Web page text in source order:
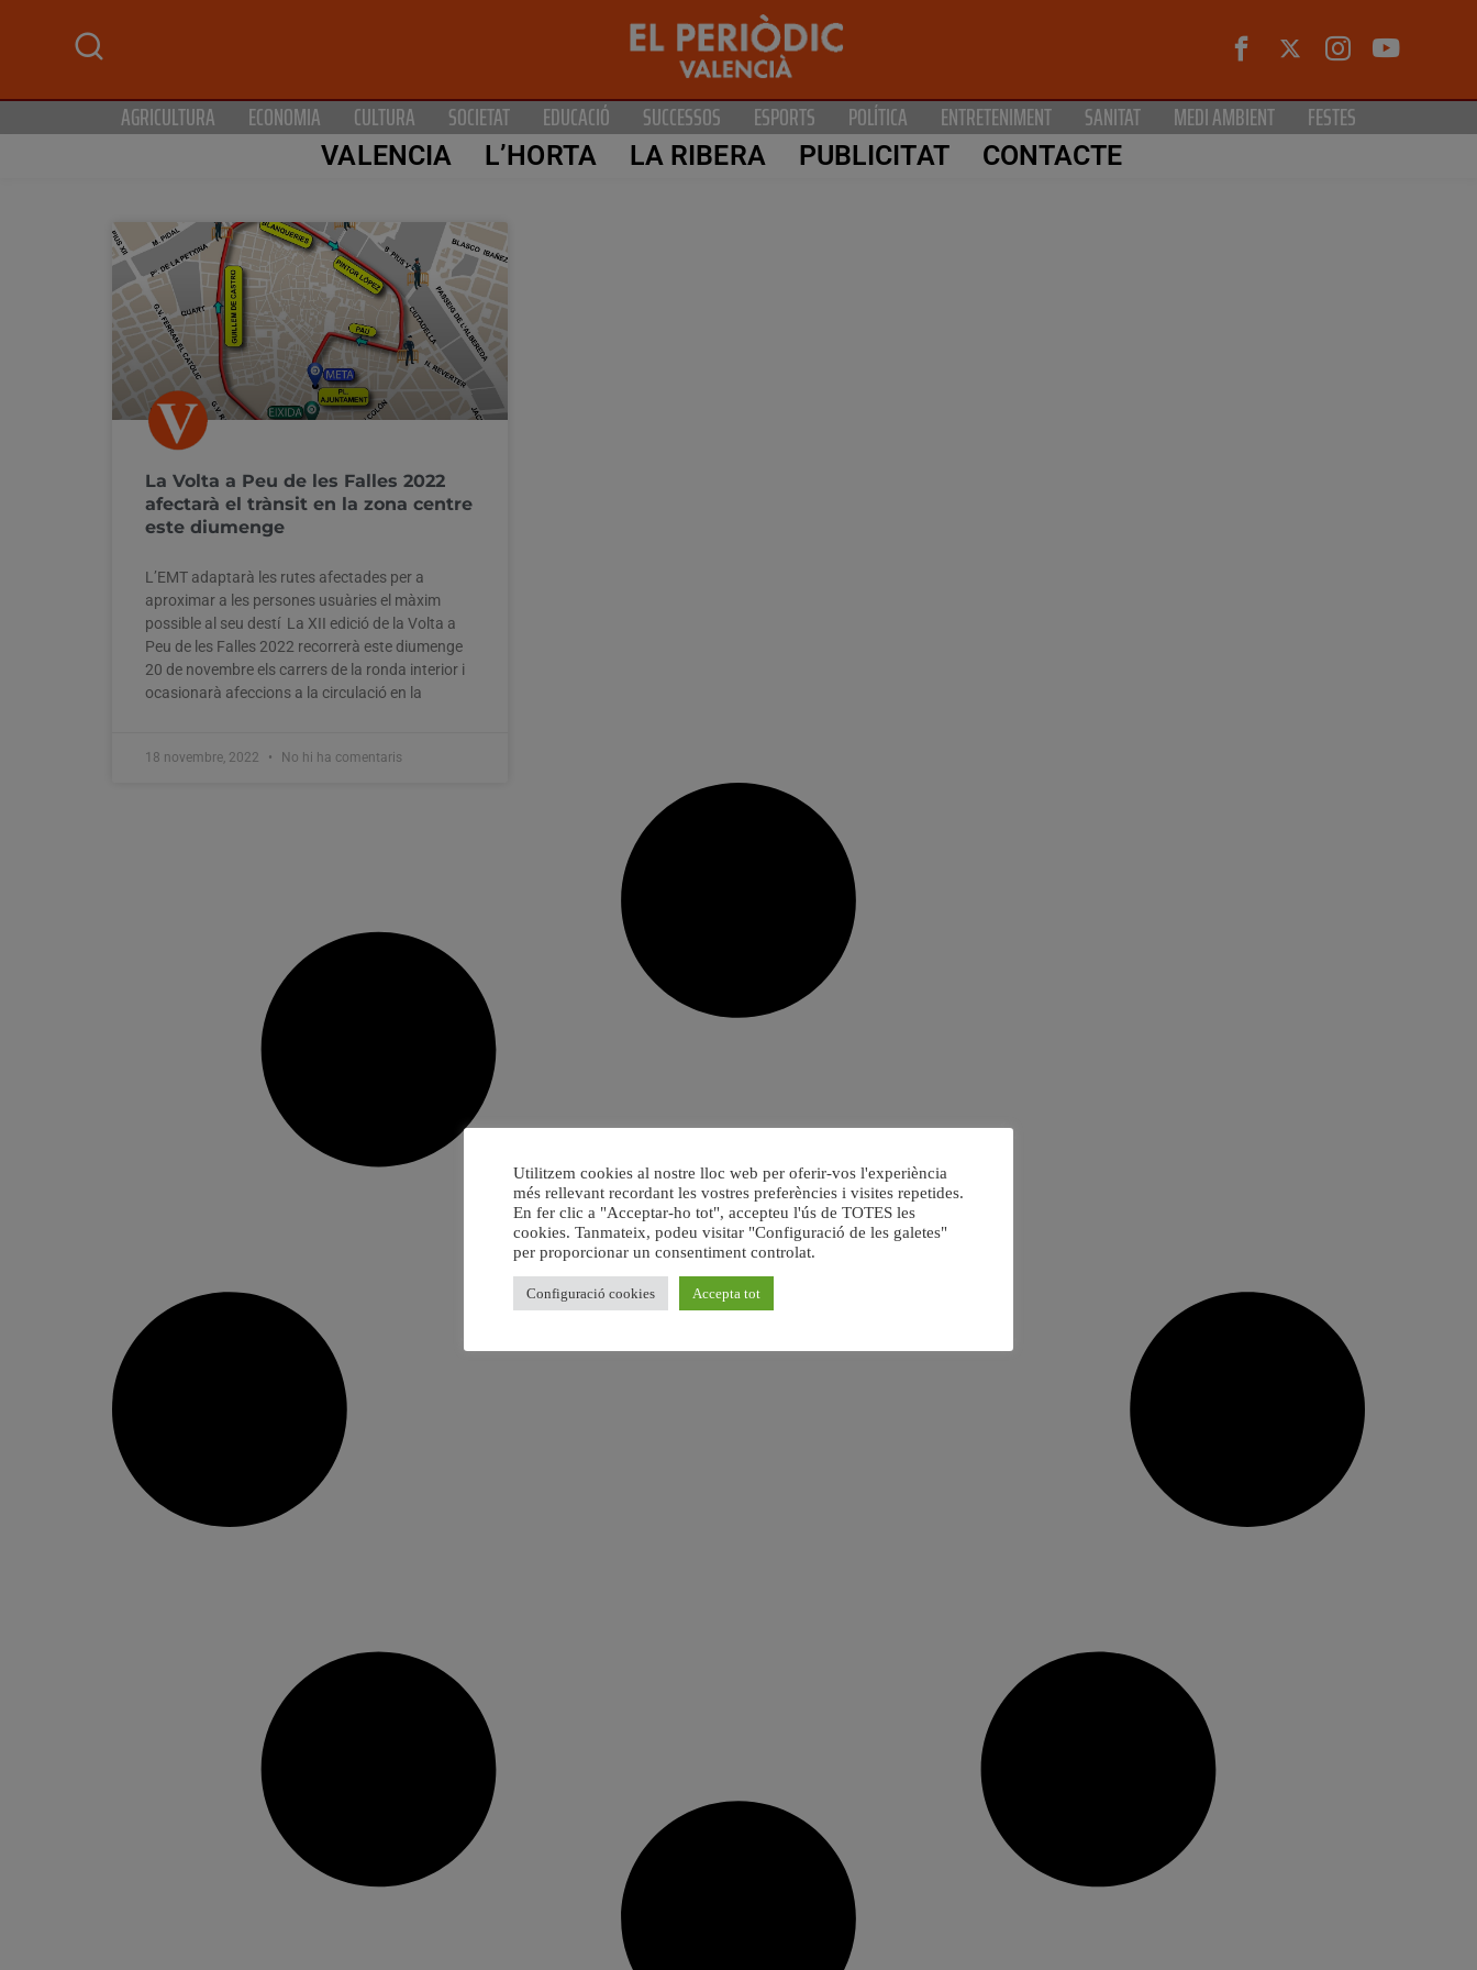
AGRICULTURA ECONOMIA CULTURA SOCIETAT EDUCACIÓ SUCCESSOS ESPORTS POLÍTICA ENTRETENIMENT SANITAT MEDI AMBIENT FESTES
VALENCIA L’HORTA LA RIBERA PUBLICITAT CONTACTE
La Volta a Peu de les Falles 2022
afectarà el trànsit en la zona centre
este diumenge
L’EMT adaptarà les rutes afectades per a
aproximar a les persones usuàries el màxim
possible al seu destí La XII edició de la Volta a
Peu de les Falles 2022 recorrerà este diumenge
20 de novembre els carrers de la ronda interior i
ocasionarà afeccions a la circulació en la
18 novembre, 2022 No hi ha comentaris
Utilitzem cookies al nostre lloc web per oferir-vos l'experiència
més rellevant recordant les vostres preferències i visites repetides.
En fer clic a "Acceptar-ho tot", accepteu l'ús de TOTES les
cookies. Tanmateix, podeu visitar "Configuració de les galetes"
per proporcionar un consentiment controlat.
Configuració cookies Accepta tot